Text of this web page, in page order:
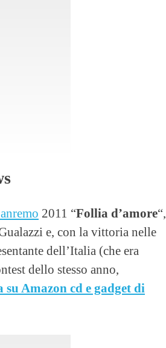
2011 “Follia d’amore“,
e, con la vittoria nelle
dell’Italia (che era
dello stesso anno,
su Amazon cd e gadget di